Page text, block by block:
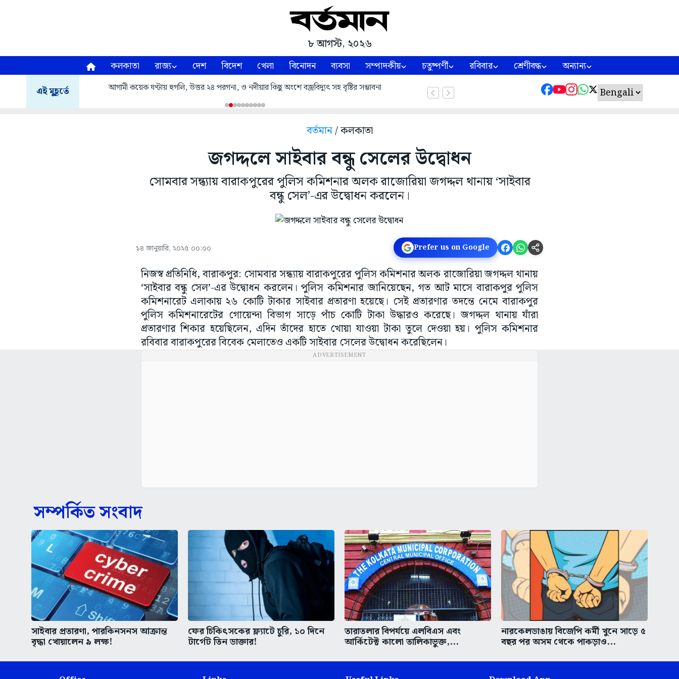
৮ আগস্ট, ২০২৬
কলকাতা রাজ্য দেশ বিদেশ খেলা বিনোদন ব্যবসা সম্পাদকীয় চতুষ্পর্ণী রবিবার শ্রেণীবদ্ধ অন্যান্য
এই মুহূর্তে আগামী কয়েক ঘণ্টায় হুগলি, উত্তর ২৪ পরগনা, ও নদীয়ার কিছু অংশে বজ্রবিদ্যুৎ সহ বৃষ্টির সম্ভাবনা
বর্তমান/ কলকাতা
জগদ্দলে সাইবার বন্ধু সেলের উদ্বোধন
সোমবার সন্ধ্যায় বারাকপুরের পুলিস কমিশনার অলক রাজোরিয়া জগদ্দল থানায় ‘সাইবার
বন্ধু সেল’-এর উদ্বোধন করলেন।
১৪ জানুয়ারি, ২০২৫ ০০:০০ Prefer us on Google
নিজস্ব প্রতিনিধি, বারাকপুর: সোমবার সন্ধ্যায় বারাকপুরের পুলিস কমিশনার অলক রাজোরিয়া জগদ্দল থানায়
‘সাইবার বন্ধু সেল’-এর উদ্বোধন করলেন। পুলিস কমিশনার জানিয়েছেন, গত আট মাসে বারাকপুর পুলিস
কমিশনারেট এলাকায় ২৬ কোটি টাকার সাইবার প্রতারণা হয়েছে। সেই প্রতারণার তদন্তে নেমে বারাকপুর
পুলিস কমিশনারেটের গোয়েন্দা বিভাগ সাড়ে পাঁচ কোটি টাকা উদ্ধারও করেছে। জগদ্দল থানায় যাঁরা
প্রতারণার শিকার হয়েছিলেন, এদিন তাঁদের হাতে খোয়া যাওয়া টাকা তুলে দেওয়া হয়। পুলিস কমিশনার
রবিবার বারাকপুরের বিবেক মেলাতেও একটি সাইবার সেলের উদ্বোধন করেছিলেন।
ADVERTISEMENT
সম্পর্কিত সংবাদ
সাইবার প্রতারণা, পারকিনসনস আক্রান্ত
বৃদ্ধা খোয়ালেন ৯ লক্ষ!
ফের চিকিৎসকের ফ্ল্যাটে চুরি, ১০ দিনে
টার্গেট তিন ডাক্তার!
তারাতলার বিপর্যয়ে এলবিএস এবং
আর্কিটেক্ট কালো তালিকাভুক্ত,...
নারকেলডাঙায় বিজেপি কর্মী খুনে সাড়ে ৫
বছর পর অসম থেকে পাকড়াও...